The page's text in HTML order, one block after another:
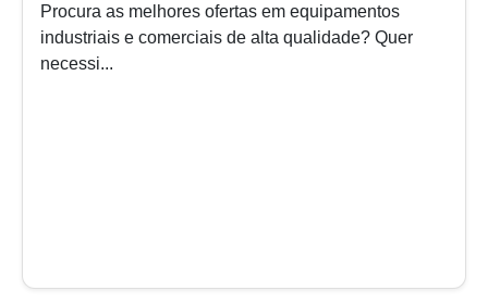
Procura as melhores ofertas em equipamentos
industriais e comerciais de alta qualidade? Quer
necessi...